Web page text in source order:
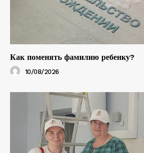
Как поменять фамилию ребенку?
10/08/2026